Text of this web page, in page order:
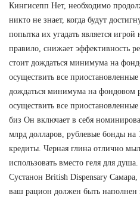
Кингисепп Нет, необходимо
никто не знает, когда будут
попытка их угадать является игрой
правило, снижает эффективность
стоит дождаться минимума на
осуществить все
дождаться минимума на фондовом
осуществить все
биз Он включает в себя
млрд долларов, рублевые бонды
кредиты. Черная глина отлично
использовать вместо геля для
Сустанон British Dispensary
ваш рацион должен быть наполнен